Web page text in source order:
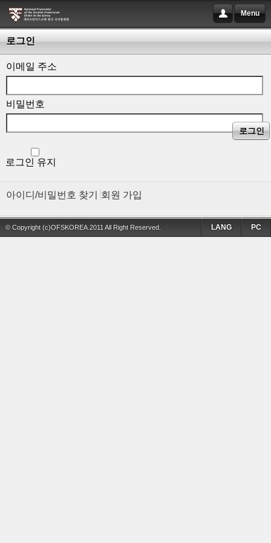
Menu
로그인
이메일 주소
비밀번호
로그인 유지
로그인
아이디/비밀번호 찾기 회원 가입
© Copyright (c)OFSKOREA.2011 All Right Reserved. PC
LANG